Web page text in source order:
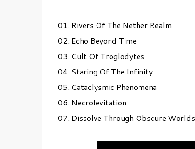
01. Rivers Of The Nether Realm
02. Echo Beyond Time
03. Cult Of Troglodytes
04. Staring Of The Infinity
05. Cataclysmic Phenomena
06. Necrolevitation
07. Dissolve Through Obscure Worlds